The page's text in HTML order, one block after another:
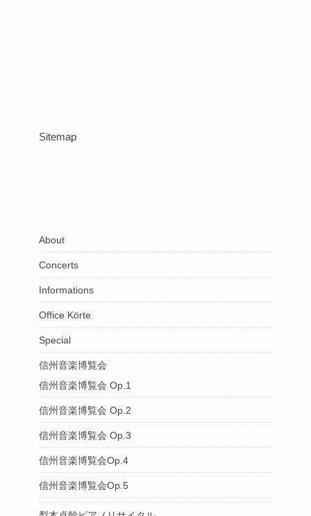
Sitemap
About
Concerts
Informations
Office Körte
Special
信州音楽博覧会
信州音楽博覧会 Op.1
信州音楽博覧会 Op.2
信州音楽博覧会 Op.3
信州音楽博覧会Op.4
信州音楽博覧会Op.5